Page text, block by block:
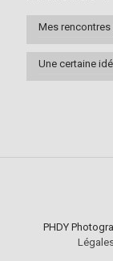
Mes rencontres
Une certaine
PHDY